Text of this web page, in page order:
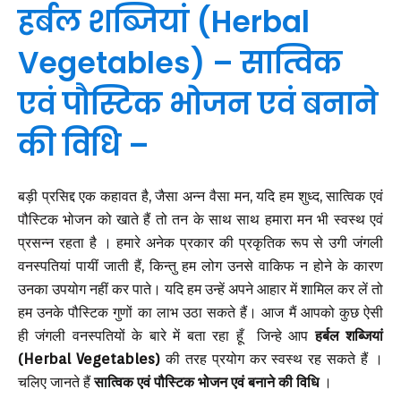
हर्बल शब्जियां (Herbal
Vegetables) – सात्विक
एवं पौस्टिक भोजन एवं बनाने
की विधि –
बड़ी प्रसिद्द एक कहावत है, जैसा अन्न वैसा मन, यदि हम शुध्द, सात्विक एवं
पौस्टिक भोजन को खाते हैं तो तन के साथ साथ हमारा मन भी स्वस्थ एवं
प्रसन्न रहता है । हमारे अनेक प्रकार की प्रकृतिक रूप से उगी जंगली
वनस्पतियां पायीं जाती हैं, किन्तु हम लोग उनसे वाकिफ न होने के कारण
उनका उपयोग नहीं कर पाते। यदि हम उन्हें अपने आहार में शामिल कर लें तो
हम उनके पौस्टिक गुणों का लाभ उठा सकते हैं। आज मैं आपको कुछ ऐसी
ही जंगली वनस्पतियों के बारे में बता रहा हूँ जिन्हे आपहर्बल शब्जियां
(Herbal Vegetables)की तरह प्रयोग कर स्वस्थ रह सकते हैं ।
चलिए जानते हैंसात्विक एवं पौस्टिक भोजन एवं बनाने की विधि।